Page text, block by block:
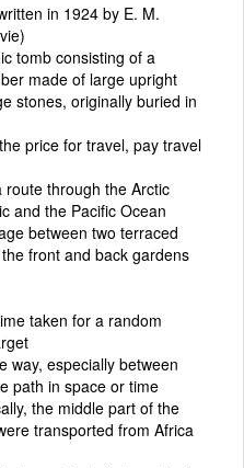
in 1924 by E. M.
tomb consisting of a
made of large upright
stones, originally buried in
price for travel, pay travel
route through the Arctic
and the Pacific Ocean
between two terraced
front and back gardens
taken for a random
way, especially between
path in space or time
the middle part of the
transported from Africa